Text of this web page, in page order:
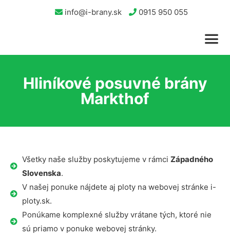
info@i-brany.sk 0915 950 055
Hliníkové posuvné brány
Markthof
Všetky naše služby poskytujeme v rámci Západného
Slovenska.
V našej ponuke nájdete aj ploty na webovej stránke i-
ploty.sk.
Ponúkame komplexné služby vrátane tých, ktoré nie
sú priamo v ponuke webovej stránky.